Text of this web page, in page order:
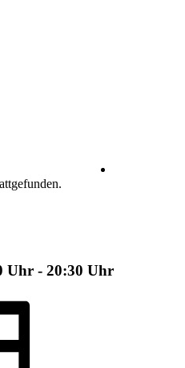
Uhr - 20:30 Uhr